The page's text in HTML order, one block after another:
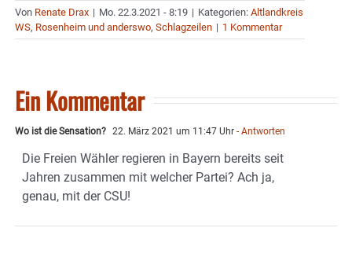
Von Renate Drax | Mo. 22.3.2021 - 8:19 | Kategorien: Altlandkreis
WS, Rosenheim und anderswo, Schlagzeilen | 1 Kommentar
Ein Kommentar
Wo ist die Sensation? 22. März 2021 um 11:47 Uhr - Antworten
Die Freien Wähler regieren in Bayern bereits seit
Jahren zusammen mit welcher Partei? Ach ja,
genau, mit der CSU!